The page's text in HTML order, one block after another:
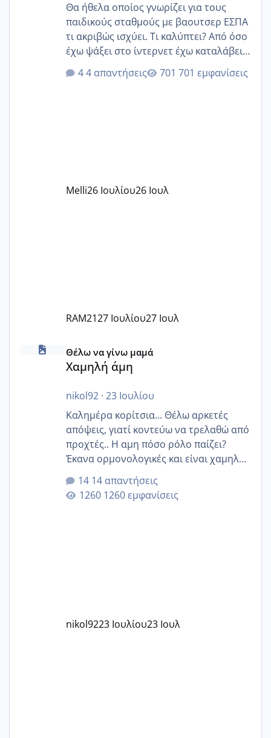
Θα ήθελα οποίος γνωρίζει για τους
παιδικούς σταθμούς με βαουτσερ ΕΣΠΑ
τι ακριβώς ισχύει. Τι καλύπτει? Από όσο
έχω ψάξει στο ίντερνετ έχω καταλάβει
ότι το βαουτσερ καλύπτει όλα τα
δίδακτρα και τα τροφεια του ιδιωτικού
Εγώ πήγα σε έναν ιδιωτικό παιδικό στ
4 απαντήσεις 701 εμφανίσεις
Melli26 Ιουλίου26 Ιουλ
RAM2127 Ιουλίου27 Ιουλ
Χαμηλή άμη
Θέλω να γίνω μαμά
Χαμηλή άμη
nikol92· 23 Ιουλίου
Καλημέρα κορίτσια... Θέλω αρκετές
απόψεις, γιατί κοντεύω να τρελαθώ από
προχτές.. Η αμη πόσο ρόλο παίζει?
Έκανα ορμονολογικές και είναι χαμηλή
για την ηλικία μου.. Είχα ήδη μια
εγκυμοσύνη, που έπρεπε να τερματιστεί
στην 27η εβδομάδα και προσπαθώ 7
14 απαντήσεις
1260 εμφανίσεις
nikol9223 Ιουλίου23 Ιουλ